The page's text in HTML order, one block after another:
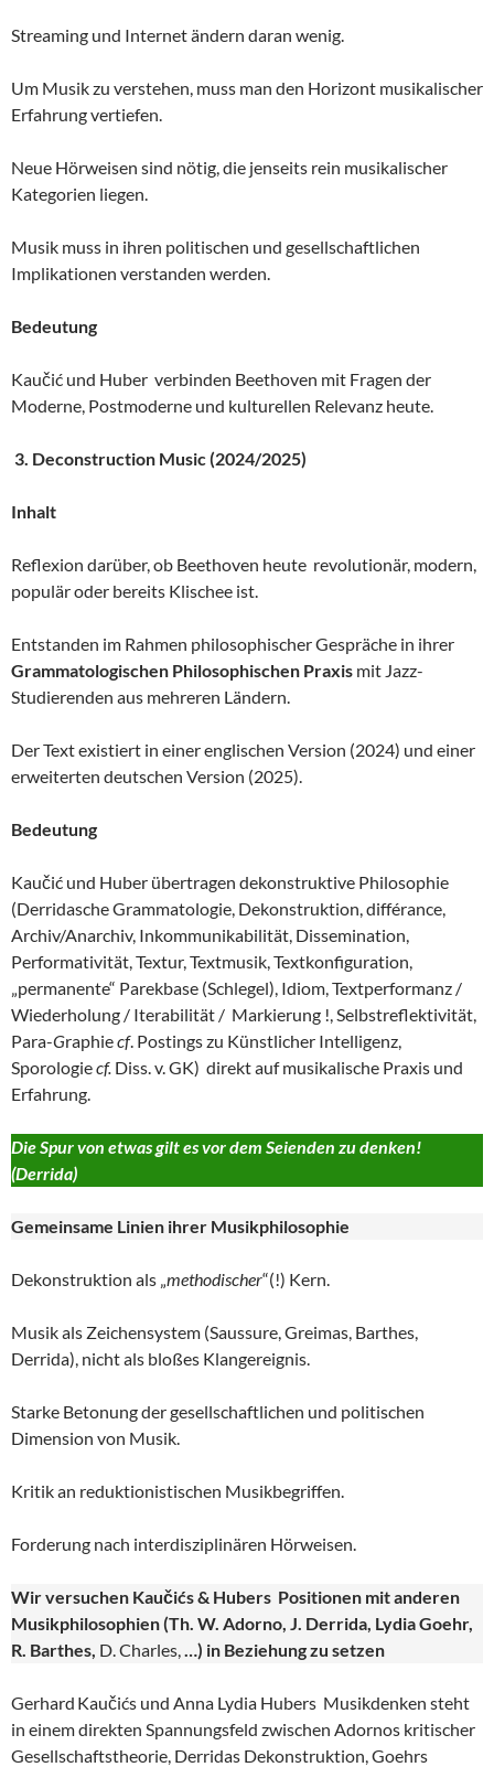
Streaming und Internet ändern daran wenig.
Um Musik zu verstehen, muss man den Horizont musikalischer
Erfahrung vertiefen.
Neue Hörweisen sind nötig, die jenseits rein musikalischer
Kategorien liegen.
Musik muss in ihren politischen und gesellschaftlichen
Implikationen verstanden werden.
Bedeutung
Kaučić und Huber verbinden Beethoven mit Fragen der
Moderne, Postmoderne und kulturellen Relevanz heute.
3. Deconstruction Music (2024/2025)
Inhalt
Reflexion darüber, ob Beethoven heute revolutionär, modern,
populär oder bereits Klischee ist.
Entstanden im Rahmen philosophischer Gespräche in ihrer
Grammatologischen Philosophischen Praxis mit Jazz-
Studierenden aus mehreren Ländern.
Der Text existiert in einer englischen Version (2024) und einer
erweiterten deutschen Version (2025).
Bedeutung
Kaučić und Huber übertragen dekonstruktive Philosophie
(Derridasche Grammatologie, Dekonstruktion, différance,
Archiv/Anarchiv, Inkommunikabilität, Dissemination,
Performativität, Textur, Textmusik, Textkonfiguration,
„permanente“ Parekbase (Schlegel), Idiom, Textperformanz /
Wiederholung / Iterabilität / Markierung !, Selbstreflektivität,
Para-Graphiecf. Postings zu Künstlicher Intelligenz,
Sporologiecf. Diss. v. GK) direkt auf musikalische Praxis und
Erfahrung.
Die Spur von etwas gilt es vor dem Seienden zu denken!
(Derrida)
Gemeinsame Linien ihrer Musikphilosophie
Dekonstruktion als „methodischer“(!) Kern.
Musik als Zeichensystem (Saussure, Greimas, Barthes,
Derrida), nicht als bloßes Klangereignis.
Starke Betonung der gesellschaftlichen und politischen
Dimension von Musik.
Kritik an reduktionistischen Musikbegriffen.
Forderung nach interdisziplinären Hörweisen.
Wir versuchen Kaučićs & Hubers Positionen mit anderen
Musikphilosophien (Th. W. Adorno, J. Derrida, Lydia Goehr,
R. Barthes, D. Charles,…) in Beziehung zu setzen
Gerhard Kaučićs und Anna Lydia Hubers Musikdenken steht
in einem direkten Spannungsfeld zwischen Adornos kritischer
Gesellschaftstheorie, Derridas Dekonstruktion, Goehrs